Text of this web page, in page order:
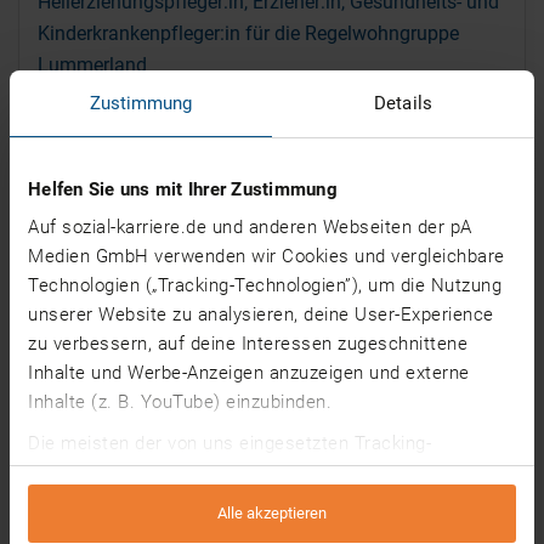
Zustimmung Details
Helfen Sie uns mit Ihrer Zustimmung
Auf sozial-karriere.de und anderen Webseiten der pA
Medien GmbH verwenden wir Cookies und vergleichbare
Technologien („Tracking-Technologien”), um die Nutzung
unserer Website zu analysieren, deine User-Experience
zu verbessern, auf deine Interessen zugeschnittene
Inhalte und Werbe-Anzeigen anzuzeigen und externe
Inhalte (z. B. YouTube) einzubinden.
Die meisten der von uns eingesetzten Tracking-
Technologien werden von Drittanbietern betrieben. Dabei
können auf Grundlage von Informationen über deine
Alle akzeptieren
Kinderkrankenpfleger:in für die Regelwohngruppe
Lummerland
Vestische Caritas Kliniken GmbH
03.08.2026
Nordkirchen
Erzieher*in | Pädagogische Fachkraft (m/w/d)
03.08.2026
Hattingen
Heilerziehungspfleger:in, Erzieher:in, Gesundheits- und
Vestische Caritas Kliniken GmbH